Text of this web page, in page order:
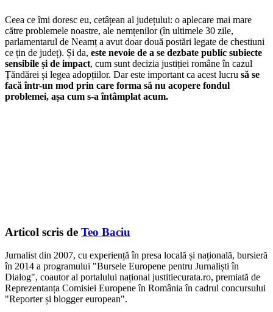
Ceea ce îmi doresc eu, cetâțean al județului: o aplecare mai mare
către problemele noastre, ale nemțenilor (în ultimele 30 zile,
parlamentarul de Neamț a avut doar două postări legate de chestiuni
ce țin de județ). Și da, este nevoie de a se dezbate public subiecte
sensibile și de impact, cum sunt decizia justiției române în cazul
Țăndărei și legea adopțiilor. Dar este important ca acest lucru să se
facă într-un mod prin care forma să nu acopere fondul
problemei, așa cum s-a întâmplat acum.
Articol scris de Teo Baciu
Jurnalist din 2007, cu experiență în presa locală și națională, bursieră
în 2014 a programului "Bursele Europene pentru Jurnaliști în
Dialog", coautor al portalului național justitiecurata.ro, premiată de
Reprezentanța Comisiei Europene în România în cadrul concursului
"Reporter și blogger european".